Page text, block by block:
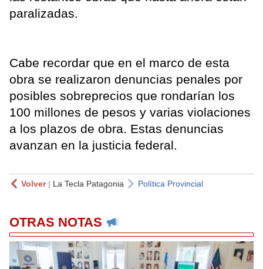
paralizadas.
Cabe recordar que en el marco de esta
obra se realizaron denuncias penales por
posibles sobreprecios que rondarían los
100 millones de pesos y varias violaciones
a los plazos de obra. Estas denuncias
avanzan en la justicia federal.
Volver| La Tecla Patagonia Política Provincial
OTRAS NOTAS